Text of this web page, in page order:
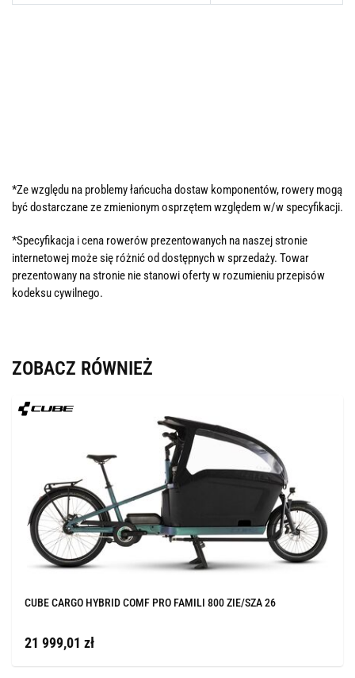
*Ze względu na problemy łańcucha dostaw komponentów, rowery mogą
być dostarczane ze zmienionym osprzętem względem w/w specyfikacji.
*Specyfikacja i cena rowerów prezentowanych na naszej stronie
internetowej może się różnić od dostępnych w sprzedaży. Towar
prezentowany na stronie nie stanowi oferty w rozumieniu przepisów
kodeksu cywilnego.
ZOBACZ RÓWNIEŻ
CUBE CARGO HYBRID COMF PRO FAMILI 800 ZIE/SZA 26
21 999,01 zł